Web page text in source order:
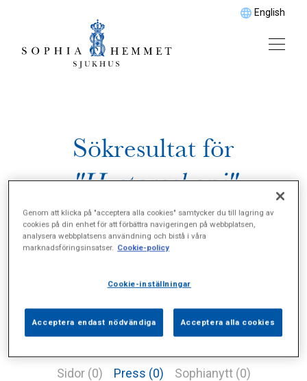
English
Sökresultat för
"Hysteroskopi"
Sidor (0) Press (0) Sophianytt (0)
Genom att klicka på "acceptera alla cookies" samtycker du till lagring av
cookies på din enhet för att förbättra navigeringen på webbplatsen,
analysera webbplatsens användning och bistå i våra
marknadsföringsinsatser. Cookie-policy
Cookie-inställningar
Acceptera endast nödvändiga Acceptera alla cookies